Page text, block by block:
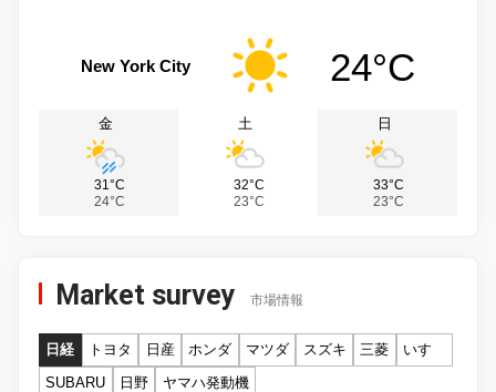
New York City 24°C
金
31°C
24°C
土
32°C
23°C
日
33°C
23°C
Market survey 市場情報
日経 トヨタ 日産 ホンダ マツダ スズキ 三菱
いすゞ
SUBARU
日野 ヤマハ発動機